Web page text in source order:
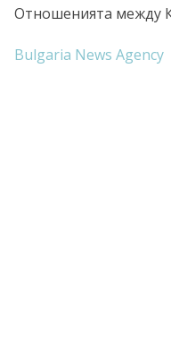
Отношенията между
Bulgaria News Agency